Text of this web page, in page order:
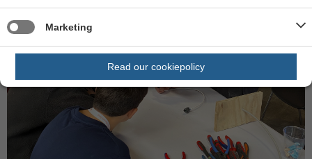
Marketing
Read our cookiepolicy